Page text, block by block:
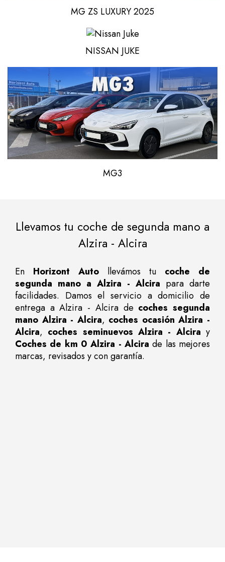
MG ZS LUXURY 2025
NISSAN JUKE
MG3
Llevamos tu coche de segunda mano a
Alzira - Alcira
En Horizont Auto llevámos tu coche de
segunda mano a Alzira - Alcira para darte
facilidades. Damos el servicio a domicilio de
entrega a Alzira - Alcira de coches segunda
mano Alzira - Alcira, coches ocasión Alzira -
Alcira, coches seminuevos Alzira - Alcira y
Coches de km 0 Alzira - Alcira de las mejores
marcas, revisados y con garantía.